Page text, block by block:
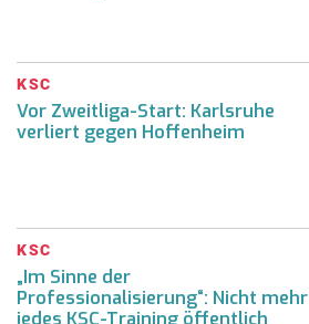
KSC
Vor Zweitliga-Start: Karlsruhe
verliert gegen Hoffenheim
KSC
„Im Sinne der
Professionalisierung“: Nicht mehr
jedes KSC-Training öffentlich